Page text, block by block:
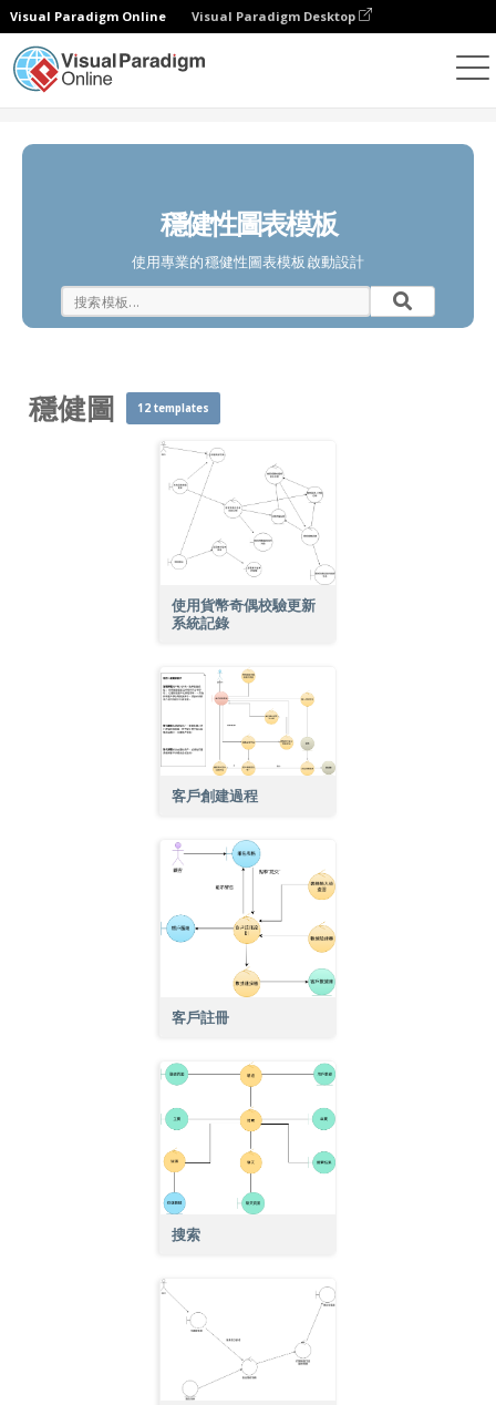
Visual Paradigm Online Visual Paradigm Desktop
穩健性圖表模板
使用專業的穩健性圖表模板啟動設計
穩健圖 12 templates
使用貨幣奇偶校驗更新
系統記錄
客戶創建過程
客戶註冊
搜索